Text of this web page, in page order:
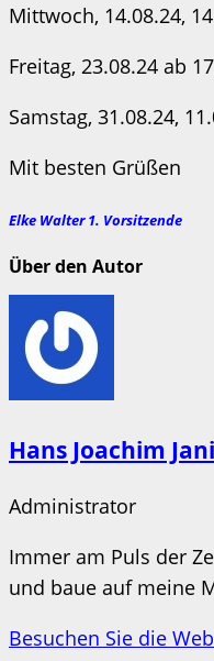
Mittwoch, 14.08.24,
Freitag, 23.08.24 ab
Samstag, 31.08.24,
Mit besten Grüßen
Elke Walter 1. Vorsitzende
Über den Autor
Hans Joachim
Administrator
Immer am Puls der
und baue auf meine
Besuchen Sie die